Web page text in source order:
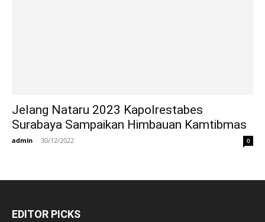
Jelang Nataru 2023 Kapolrestabes
Surabaya Sampaikan Himbauan Kamtibmas
admin - 30/12/2022 0
EDITOR PICKS